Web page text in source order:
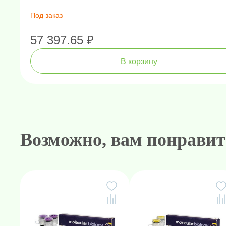
Под заказ
57 397.65 ₽
В корзину
Возможно, вам